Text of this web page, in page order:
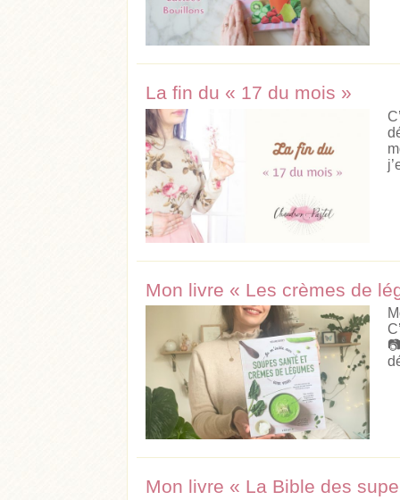
La fin du « 17 du mois »
Mon livre « Les crèmes de
Mon livre « La Bible des